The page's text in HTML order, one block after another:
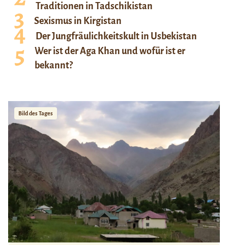
Traditionen in Tadschikistan
Sexismus in Kirgistan
Der Jungfräulichkeitskult in Usbekistan
Wer ist der Aga Khan und wofür ist er
bekannt?
Bild des Tages